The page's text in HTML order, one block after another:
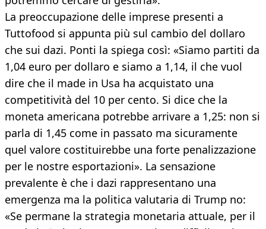
La preoccupazione delle imprese presenti a
Tuttofood si appunta più sul cambio del dollaro
che sui dazi. Ponti la spiega così: «Siamo partiti da
1,04 euro per dollaro e siamo a 1,14, il che vuol
dire che il made in Usa ha acquistato una
competitività del 10 per cento. Si dice che la
moneta americana potrebbe arrivare a 1,25: non si
parla di 1,45 come in passato ma sicuramente
quel valore costituirebbe una forte penalizzazione
per le nostre esportazioni». La sensazione
prevalente è che i dazi rappresentano una
emergenza ma la politica valutaria di Trump no:
«Se permane la strategia monetaria attuale, per il